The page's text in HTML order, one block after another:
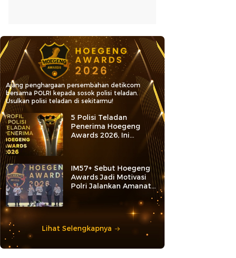
Ajang penghargaan persembahan detikcom
bersama POLRI kepada sosok polisi teladan.
Usulkan polisi teladan di sekitarmu!
5 Polisi Teladan
Penerima Hoegeng
Awards 2026, Ini
Kategori dan Kiprahnya
IM57+ Sebut Hoegeng
Awards Jadi Motivasi
Polri Jalankan Amanat
Lihat Selengkapnya